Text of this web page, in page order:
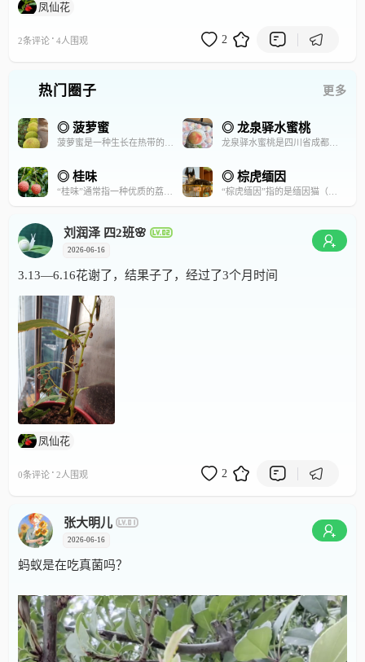
凤仙花
2条评论 · 4人围观 2
热门圈子 更多
◎ 菠萝蜜 ◎ 龙泉驿水蜜桃
◎ 桂味 ◎ 棕虎缅因
刘润泽 四2班🌸
2026-06-16
3.13—6.16花谢了，结果子了，经过了3个月时间
凤仙花
0条评论 · 2人围观 2
张大明儿
2026-06-16
蚂蚁是在吃真菌吗？